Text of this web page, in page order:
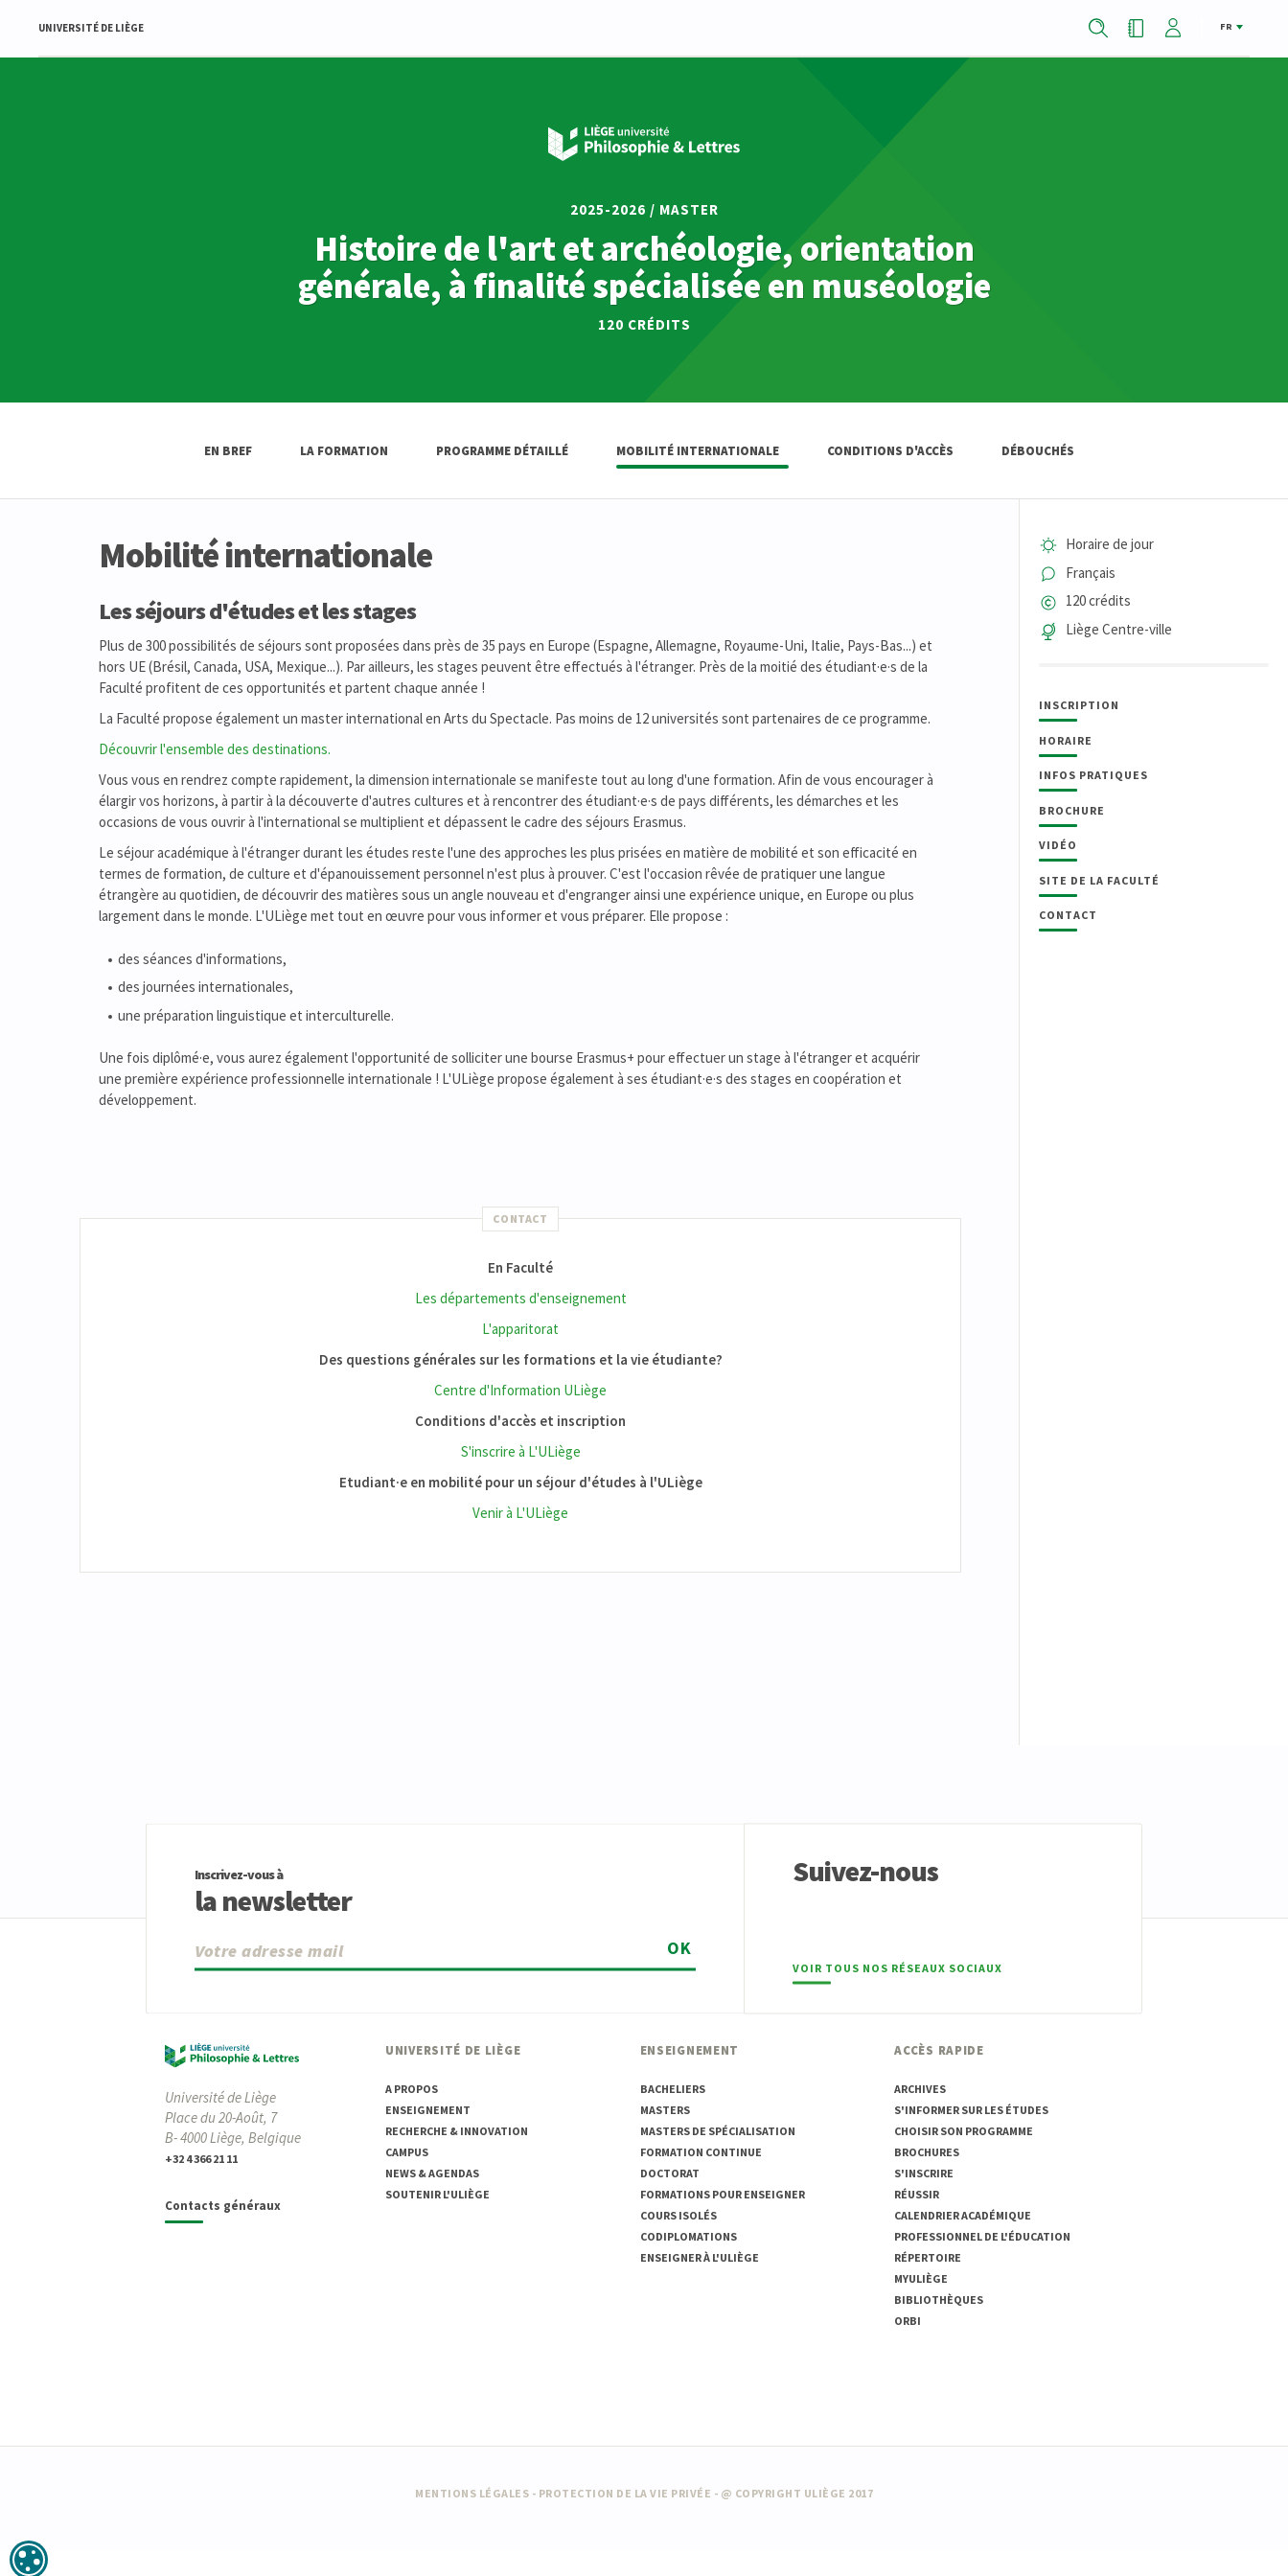
UNIVERSITÉ DE LIÈGE FR
2025-2026 / MASTER
Histoire de l'art et archéologie, orientation
générale, à finalité spécialisée en muséologie
120 CRÉDITS
EN BREF LA FORMATION PROGRAMME DÉTAILLÉ MOBILITÉ INTERNATIONALE CONDITIONS D'ACCÈS DÉBOUCHÉS
Horaire de jour
Français
120 crédits
Liège Centre-ville
INSCRIPTION
HORAIRE
INFOS PRATIQUES
BROCHURE
VIDÉO
SITE DE LA FACULTÉ
CONTACT
Mobilité internationale
Les séjours d'études et les stages
Plus de 300 possibilités de séjours sont proposées dans près de 35 pays en Europe (Espagne, Allemagne, Royaume-Uni, Italie, Pays-Bas...) et
hors UE (Brésil, Canada, USA, Mexique...). Par ailleurs, les stages peuvent être effectués à l'étranger. Près de la moitié des étudiant·e·s de la
Faculté profitent de ces opportunités et partent chaque année !
La Faculté propose également un master international en Arts du Spectacle. Pas moins de 12 universités sont partenaires de ce programme.
Découvrir l'ensemble des destinations.
Vous vous en rendrez compte rapidement, la dimension internationale se manifeste tout au long d'une formation. Afin de vous encourager à
élargir vos horizons, à partir à la découverte d'autres cultures et à rencontrer des étudiant·e·s de pays différents, les démarches et les
occasions de vous ouvrir à l'international se multiplient et dépassent le cadre des séjours Erasmus.
Le séjour académique à l'étranger durant les études reste l'une des approches les plus prisées en matière de mobilité et son efficacité en
termes de formation, de culture et d'épanouissement personnel n'est plus à prouver. C'est l'occasion rêvée de pratiquer une langue
étrangère au quotidien, de découvrir des matières sous un angle nouveau et d'engranger ainsi une expérience unique, en Europe ou plus
largement dans le monde. L'ULiège met tout en œuvre pour vous informer et vous préparer. Elle propose :
des séances d'informations,
des journées internationales,
une préparation linguistique et interculturelle.
Une fois diplômé·e, vous aurez également l'opportunité de solliciter une bourse Erasmus+ pour effectuer un stage à l'étranger et acquérir
une première expérience professionnelle internationale ! L'ULiège propose également à ses étudiant·e·s des stages en coopération et
développement.
CONTACT
En Faculté
Les départements d'enseignement
L'apparitorat
Des questions générales sur les formations et la vie étudiante?
Centre d'Information ULiège
Conditions d'accès et inscription
S'inscrire à L'ULiège
Etudiant·e en mobilité pour un séjour d'études à l'ULiège
Venir à L'ULiège
Inscrivez-vous à
la newsletter
OK
Suivez-nous
VOIR TOUS NOS RÉSEAUX SOCIAUX
Université de Liège
Place du 20-Août, 7
B- 4000 Liège, Belgique
+32 4 366 21 11
Contacts généraux
UNIVERSITÉ DE LIÈGE
A PROPOS
ENSEIGNEMENT
RECHERCHE & INNOVATION
CAMPUS
NEWS & AGENDAS
SOUTENIR L'ULIÈGE
ENSEIGNEMENT
BACHELIERS
MASTERS
MASTERS DE SPÉCIALISATION
FORMATION CONTINUE
DOCTORAT
FORMATIONS POUR ENSEIGNER
COURS ISOLÉS
CODIPLOMATIONS
ENSEIGNER À L'ULIÈGE
ACCÈS RAPIDE
ARCHIVES
S'INFORMER SUR LES ÉTUDES
CHOISIR SON PROGRAMME
BROCHURES
S'INSCRIRE
RÉUSSIR
CALENDRIER ACADÉMIQUE
PROFESSIONNEL DE L'ÉDUCATION
RÉPERTOIRE
MYULIÈGE
BIBLIOTHÈQUES
ORBI
MENTIONS LÉGALES - PROTECTION DE LA VIE PRIVÉE - @ COPYRIGHT ULIÈGE 2017